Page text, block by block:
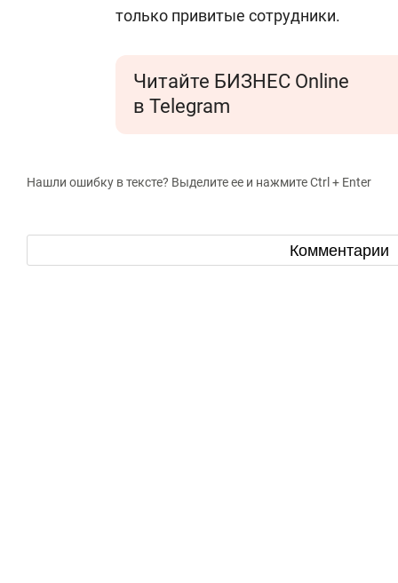
только привитые сотрудники.
Читайте БИЗНЕС Online
в Telegram
Нашли ошибку в тексте? Выделите ее и нажмите Ctrl + Enter
Комментарии